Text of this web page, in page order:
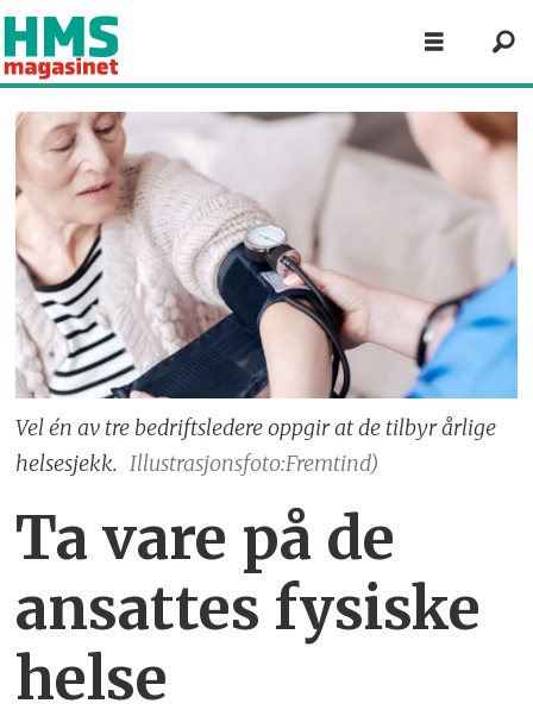
Vel én av tre bedriftsledere oppgir at de tilbyr årlige
helsesjekk. Illustrasjonsfoto:Fremtind)
Ta vare på de
ansattes fysiske
helse